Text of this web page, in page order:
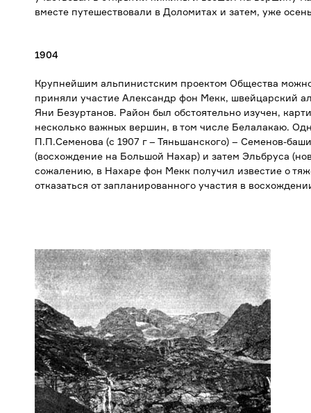
вместе путешествовали в Доломитах и затем, уже
1904
Крупнейшим альпинистским проектом Общества
приняли участие Александр фон Мекк, швейцарский
Яни Безуртанов. Район был обстоятельно изучен,
несколько важных вершин, в том числе Белалакаю.
П.П.Семенова (с 1907 г – Тяньшанского) – Семенов-
(восхождение на Большой Нахар) и затем Эльбруса
сожалению, в Нахаре фон Мекк получил известие о
отказаться от запланированного участия в